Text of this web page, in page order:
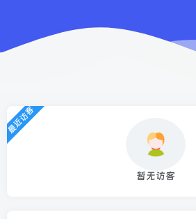
最近访客
暂无访客